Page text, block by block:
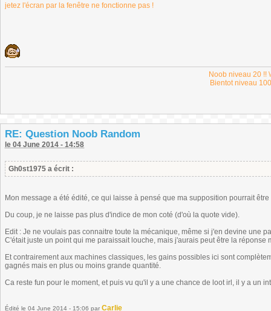
jetez l'écran par la fenêtre ne fonctionne pas !
Noob niveau 20 !!
Bientot niveau
RE: Question Noob Random
le 04 June 2014 - 14:58
Gh0st1975 a écrit :
Mon message a été édité, ce qui laisse à pensé que ma supposition pourrait
Du coup, je ne laisse pas plus d'indice de mon coté (d'où la quote vide).
Edit : Je ne voulais pas connaitre toute la mécanique, même si j'en devine une
C'était juste un point qui me paraissait louche, mais j'aurais peut être la réponse
Et contrairement aux machines classiques, les gains possibles ici sont
gagnés mais en plus ou moins grande quantité.
Ca reste fun pour le moment, et puis vu qu'il y a une chance de loot irl, il y a un
Édité le 04 June 2014 - 15:06 par Carlie